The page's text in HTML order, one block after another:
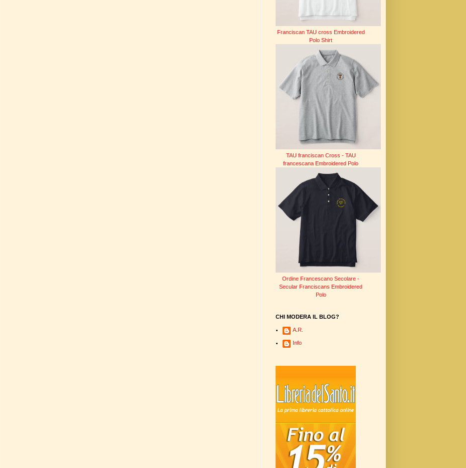
Franciscan TAU cross Embroidered
Polo Shirt
TAU franciscan Cross - TAU
francescana Embroidered Polo
Ordine Francescano Secolare -
Secular Franciscans Embroidered
Polo
CHI MODERA IL BLOG?
A.R.
Info